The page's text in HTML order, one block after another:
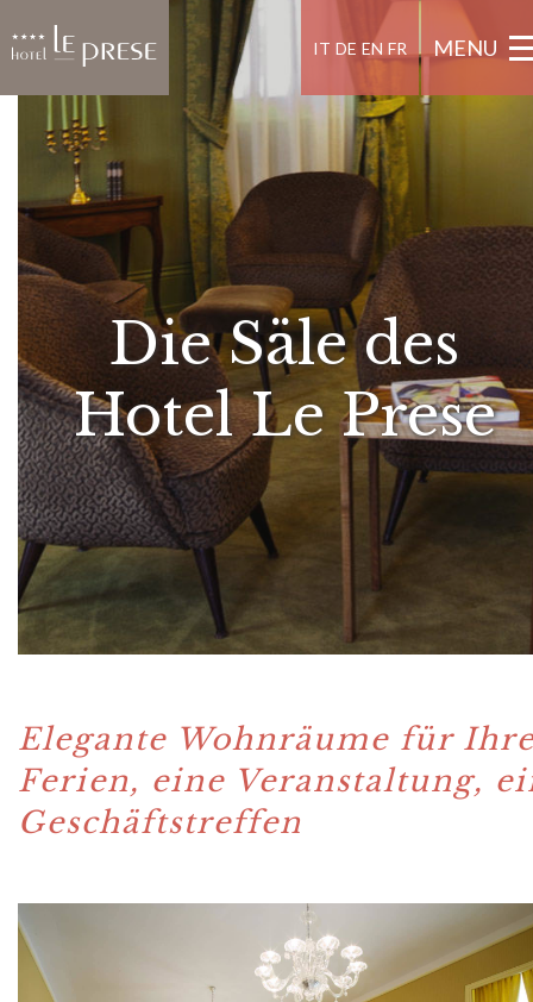
IT DE EN FR MENU
Die Säle des
Hotel Le Prese
Elegante Wohnräume für
Ferien, eine Veranstaltung,
Geschäftstreffen